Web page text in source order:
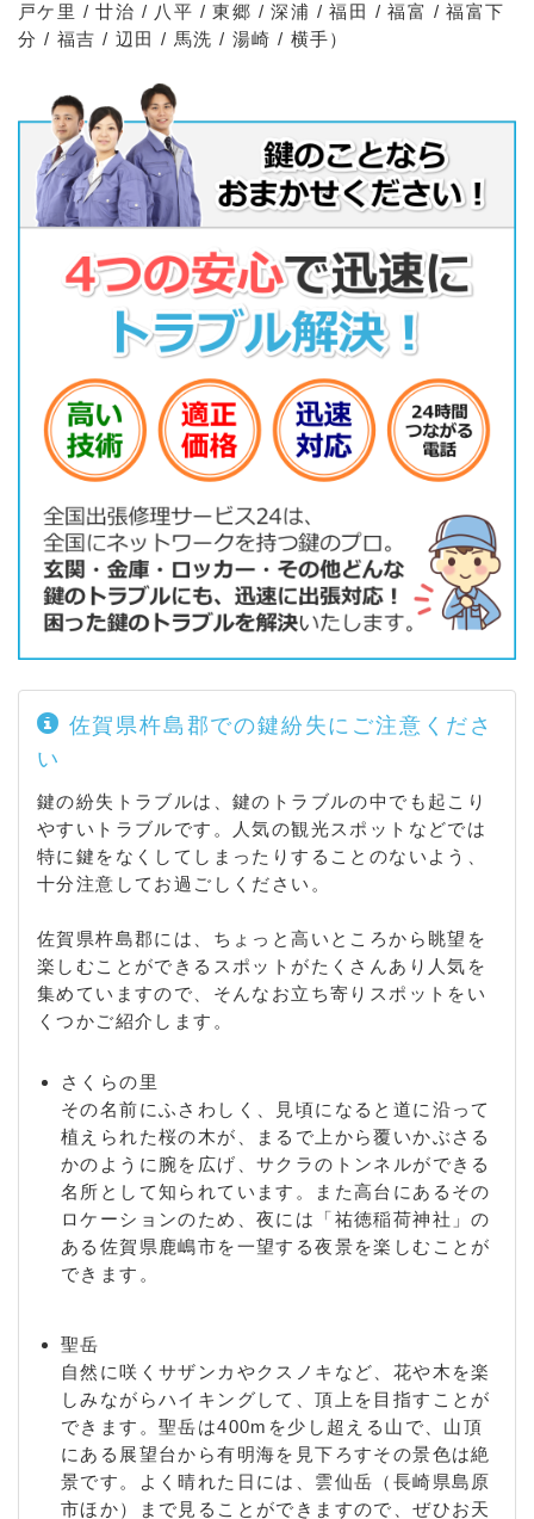
戸ケ里 / 廿治 / 八平 / 東郷 / 深浦 / 福田 / 福富 / 福富下
分 / 福吉 / 辺田 / 馬洗 / 湯崎 / 横手）
佐賀県杵島郡での鍵紛失にご注意くださ
い
鍵の紛失トラブルは、鍵のトラブルの中でも起こり
やすいトラブルです。人気の観光スポットなどでは
特に鍵をなくしてしまったりすることのないよう、
十分注意してお過ごしください。
佐賀県杵島郡には、ちょっと高いところから眺望を
楽しむことができるスポットがたくさんあり人気を
集めていますので、そんなお立ち寄りスポットをい
くつかご紹介します。
さくらの里
その名前にふさわしく、見頃になると道に沿って
植えられた桜の木が、まるで上から覆いかぶさる
かのように腕を広げ、サクラのトンネルができる
名所として知られています。また高台にあるその
ロケーションのため、夜には「祐徳稲荷神社」の
ある佐賀県鹿嶋市を一望する夜景を楽しむことが
できます。
聖岳
自然に咲くサザンカやクスノキなど、花や木を楽
しみながらハイキングして、頂上を目指すことが
できます。聖岳は400mを少し超える山で、山頂
にある展望台から有明海を見下ろすその景色は絶
景です。よく晴れた日には、雲仙岳（長崎県島原
市ほか）まで見ることができますので、ぜひお天